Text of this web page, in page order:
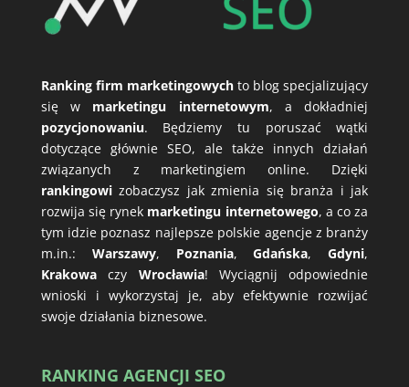
Ranking firm marketingowychto blog specjalizujący
się w marketingu internetowym, a dokładniej
pozycjonowaniu. Będziemy tu poruszać wątki
dotyczące głównie SEO, ale także innych działań
związanych z marketingiem online. Dzięki
rankingowizobaczysz jak zmienia się branża i jak
rozwija się rynek marketingu internetowego, a co za
tym idzie poznasz najlepsze polskie agencje z branży
m.in.: Warszawy, Poznania,Gdańska,Gdyni,
Krakowaczy Wrocławia! Wyciągnij odpowiednie
wnioski i wykorzystaj je, aby efektywnie rozwijać
swoje działania biznesowe.
RANKING AGENCJI SEO